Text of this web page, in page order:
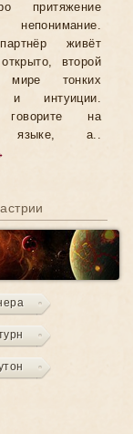
притяжение
живёт
второй
тонких
и интуиции.
на
языке, а..